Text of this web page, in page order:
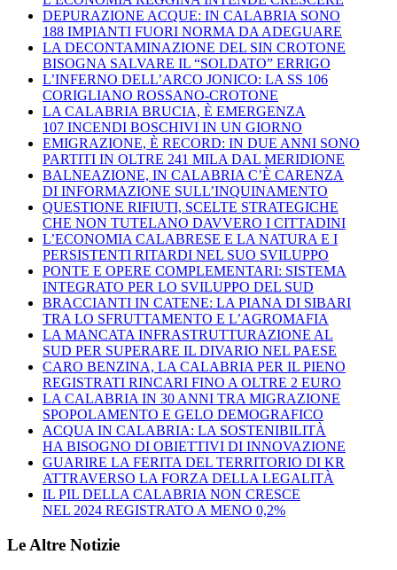
DEPURAZIONE ACQUE: IN CALABRIA SONO
188 IMPIANTI FUORI NORMA DA ADEGUARE
LA DECONTAMINAZIONE DEL SIN CROTONE
BISOGNA SALVARE IL “SOLDATO” ERRIGO
L’INFERNO DELL’ARCO JONICO: LA SS 106
CORIGLIANO ROSSANO-CROTONE
LA CALABRIA BRUCIA, È EMERGENZA
107 INCENDI BOSCHIVI IN UN GIORNO
EMIGRAZIONE, È RECORD: IN DUE ANNI SONO
PARTITI IN OLTRE 241 MILA DAL MERIDIONE
BALNEAZIONE, IN CALABRIA C’È CARENZA
DI INFORMAZIONE SULL’INQUINAMENTO
QUESTIONE RIFIUTI, SCELTE STRATEGICHE
CHE NON TUTELANO DAVVERO I CITTADINI
L’ECONOMIA CALABRESE E LA NATURA E I
PERSISTENTI RITARDI NEL SUO SVILUPPO
PONTE E OPERE COMPLEMENTARI: SISTEMA
INTEGRATO PER LO SVILUPPO DEL SUD
BRACCIANTI IN CATENE: LA PIANA DI SIBARI
TRA LO SFRUTTAMENTO E L’AGROMAFIA
LA MANCATA INFRASTRUTTURAZIONE AL
SUD PER SUPERARE IL DIVARIO NEL PAESE
CARO BENZINA, LA CALABRIA PER IL PIENO
REGISTRATI RINCARI FINO A OLTRE 2 EURO
LA CALABRIA IN 30 ANNI TRA MIGRAZIONE
SPOPOLAMENTO E GELO DEMOGRAFICO
ACQUA IN CALABRIA: LA SOSTENIBILITÀ
HA BISOGNO DI OBIETTIVI DI INNOVAZIONE
GUARIRE LA FERITA DEL TERRITORIO DI KR
ATTRAVERSO LA FORZA DELLA LEGALITÀ
IL PIL DELLA CALABRIA NON CRESCE
NEL 2024 REGISTRATO A MENO 0,2%
Le Altre Notizie